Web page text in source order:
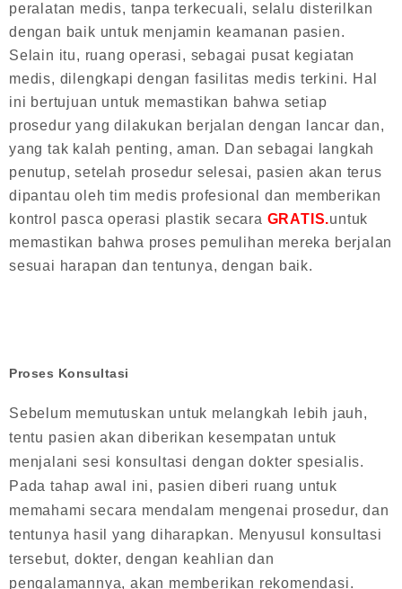
peralatan medis, tanpa terkecuali, selalu disterilkan
dengan baik untuk menjamin keamanan pasien.
Selain itu, ruang operasi, sebagai pusat kegiatan
medis, dilengkapi dengan fasilitas medis terkini. Hal
ini bertujuan untuk memastikan bahwa setiap
prosedur yang dilakukan berjalan dengan lancar dan,
yang tak kalah penting, aman. Dan sebagai langkah
penutup, setelah prosedur selesai, pasien akan terus
dipantau oleh tim medis profesional dan memberikan
kontrol pasca operasi plastik secara GRATIS.untuk
memastikan bahwa proses pemulihan mereka berjalan
sesuai harapan dan tentunya, dengan baik.
Proses Konsultasi
Sebelum memutuskan untuk melangkah lebih jauh,
tentu pasien akan diberikan kesempatan untuk
menjalani sesi konsultasi dengan dokter spesialis.
Pada tahap awal ini, pasien diberi ruang untuk
memahami secara mendalam mengenai prosedur, dan
tentunya hasil yang diharapkan. Menyusul konsultasi
tersebut, dokter, dengan keahlian dan
pengalamannya, akan memberikan rekomendasi.